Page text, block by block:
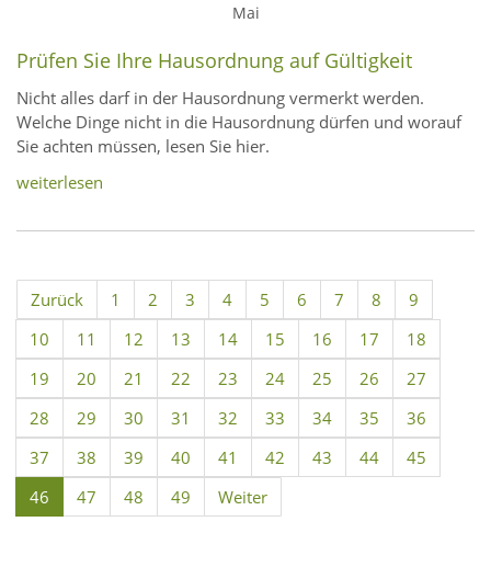
Mai
Prüfen Sie Ihre Hausordnung auf Gültigkeit
Nicht alles darf in der Hausordnung vermerkt werden.
Welche Dinge nicht in die Hausordnung dürfen und worauf
Sie achten müssen, lesen Sie hier.
weiterlesen
Zurück 1 2 3 4 5 6 7 8
9
10
11 12 13 14 15 16 17
18
19
20 21 22 23 24 25 26
27
28
29 30 31 32 33 34 35
36
37
38 39 40 41 42 43 44
45
46
47 48 49 Weiter